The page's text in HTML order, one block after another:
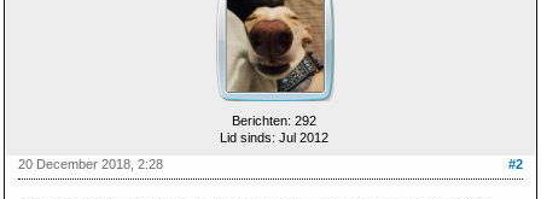
Berichten: 292
Lid sinds: Jul 2012
#2
20 December 2018, 2:28